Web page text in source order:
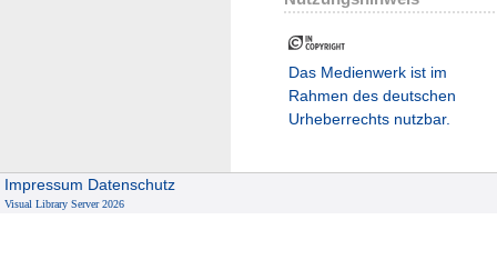
Das Medienwerk ist im
Rahmen des deutschen
Urheberrechts nutzbar.
Impressum Datenschutz
Visual Library Server 2026